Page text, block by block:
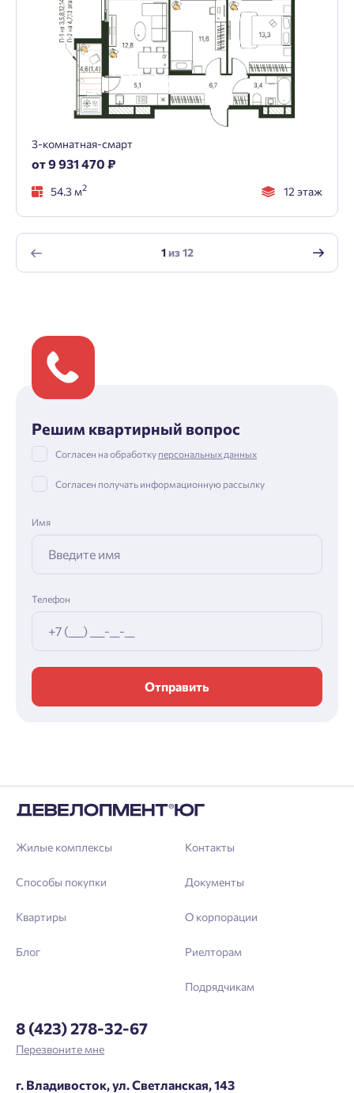
3-комнатная-смарт
от 9 931 470 ₽
54.3 м2 12 этаж
1из12
Решим квартирный вопрос
Согласен на обработку персональных данных
Согласен получать информационную рассылку
Имя
Телефон
Отправить
Жилые комплексы
Способы покупки
Квартиры
Блог
Контакты
Документы
О корпорации
Риелторам
Подрядчикам
8 (423) 278-32-67
Перезвоните мне
г. Владивосток, ул. Светланская, 143